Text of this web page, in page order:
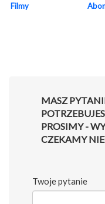
Filmy
MASZ
PROSIMY -
CZEKAMY
Twoje pytanie